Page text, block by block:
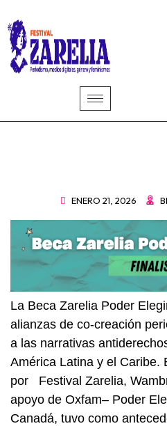
ENERO 21, 2026
La Beca Zarelia Poder
alianzas de co-creación
a las narrativas
América Latina y el Caribe.
por Festival Zarelia,
apoyo de Oxfam– Poder
Canadá, tuvo como